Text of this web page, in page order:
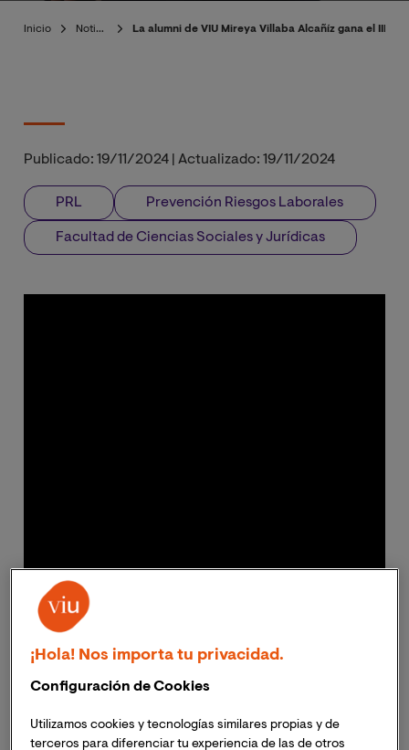
Inicio Noticias La alumni de VIU Mireya Villaba Alcañíz gana el III
Publicado: 19/11/2024 Actualizado: 19/11/2024
PRL Prevención Riesgos Laborales
Facultad de Ciencias Sociales y Jurídicas
¡Hola! Nos importa tu privacidad.
Configuración de Cookies
Utilizamos cookies y tecnologías similares propias y de
terceros para diferenciar tu experiencia de las de otros